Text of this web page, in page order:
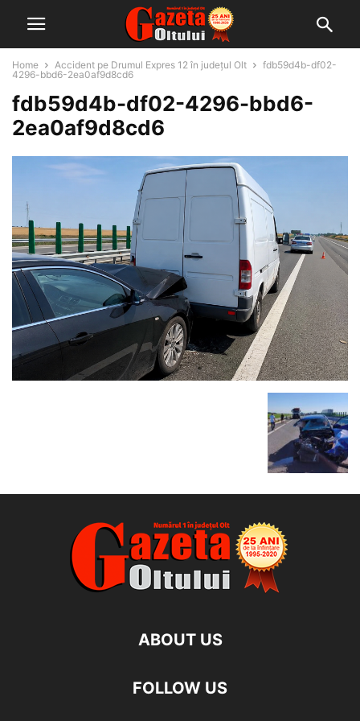
Home Accident pe Drumul Expres 12 în județul Olt
fdb59d4b-df02-
4296-bbd6-2ea0af9d8cd6
fdb59d4b-df02-4296-bbd6-
2ea0af9d8cd6
ABOUT US
FOLLOW US